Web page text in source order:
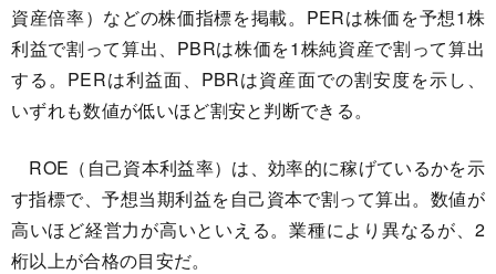
資産倍率）などの株価指標を掲載。PERは株価を予想1株
利益で割って算出、PBRは株価を1株純資産で割って算出
する。PERは利益面、PBRは資産面での割安度を示し、
いずれも数値が低いほど割安と判断できる。
ROE（自己資本利益率）は、効率的に稼げているかを示
す指標で、予想当期利益を自己資本で割って算出。数値が
高いほど経営力が高いといえる。業種により異なるが、2
桁以上が合格の目安だ。